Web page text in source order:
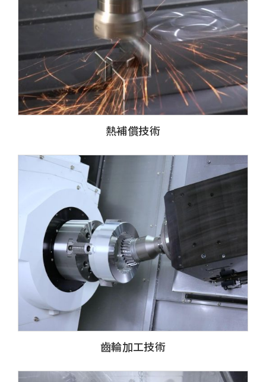
熱補償技術
齒輪加工技術